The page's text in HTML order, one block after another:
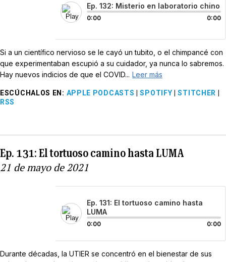
Ep. 132: Misterio en laboratorio chino
0:00 0:00
Si a un científico nervioso se le cayó un tubito, o el chimpancé con
que experimentaban escupió a su cuidador, ya nunca lo sabremos.
Hay nuevos indicios de que el COVID... Leer más
ESCÚCHALOS EN : APPLE PODCASTS |SPOTIFY |STITCHER
RSS
Ep. 131: El tortuoso camino hasta LUMA
21 de mayo de 2021
Ep. 131: El tortuoso camino hasta
LUMA
0:00 0:00
Durante décadas, la UTIER se concentró en el bienestar de sus